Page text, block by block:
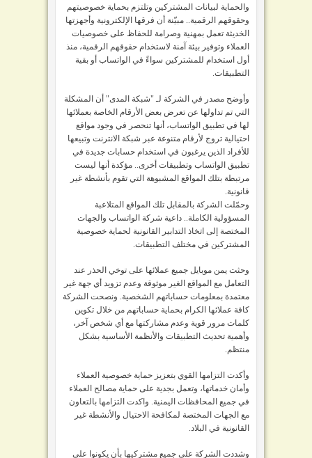
والحماية لبيانات المشتركين وتلتزم بحماية خصوصيتهم
وحقوقهم الرقمية.. مبيّنة أن فرقها الإلكترونية وأجهزتها
الخديثة تعمل بمهنية وصرامة للحفاظ على خصوصيات
العملاء وتوفير بيئة آمنة لاستخدام حقوقهم الرقمية، منذ
أول استخدام للمشتركين سواءً في الواتساب أو بقية
التطبيقات.
وأوضح مصدر في الشركة لـ "شبكة المدى" أن المشكلة
التي تم تداولها عن تعرض بعض الأرقام الخاصة بعملائها
لها في تطبيق الواتساب، أنها تنحصر في وجود مواقع
احتيالية تروج لأرقام متنوعة عبر شبكة الانترنت وتبيعها
للأفراد الذين يرغبون في استخدام حسابات جديدة في
تطبيق الواتساب وتطبيقات أخرى.. مؤكدة أنها ليست
مرتبطة بتلك المواقع المشبوهة التي تقوم بأنشطة غير
قانونية.
وحمّلت الشركة بالمقابل تلك المواقع المتلاعبة
المسؤولية الكاملة.. داعية شركة الواتساب والجهات
المختصة إلى اتخاذ التدابير القانونية لحماية خصوصية
المشتركين في مختلف التطبيقات.
وحثت يمن موبايل جميع عملائها على توخي الحذر عند
التعامل مع المواقع الغير موثوقة وعدم تزويد أي جهة غير
معتمدة بمعلومات حساباتهم الشخصية. ونصحت الشركة
كافة عملائها الكرام بحماية حساباتهم من خلال تكوين
كلمات مرور قوية وعدم مشاركتها مع أي شخص آخر،
وأهمية تحديث التطبيقات والأنظمة الأساسية بشكل
منتظم.
وأكدت التزامها القوي بتعزيز حماية خصوصية العملاء
وأمان خدماتها، وتعمل بجدية على حماية مصالح العملاء
في جميع المحافظات اليمنية. واكدت التزامها بالتعاون
مع الجهات المختصة لمكافحة الاحتيال والأنشطة غير
القانونية في البلاد.
وشددت الشركة على جميع مشتركيها بأن يكونوا على